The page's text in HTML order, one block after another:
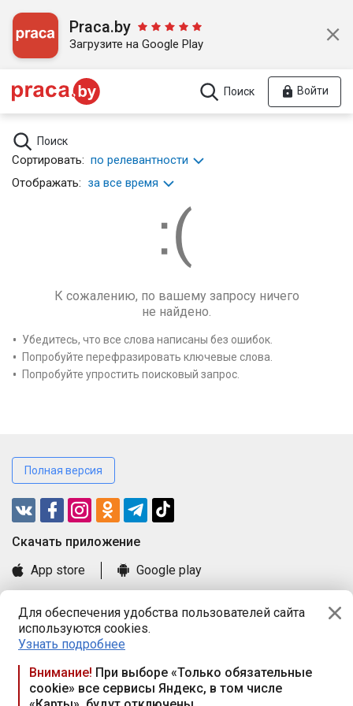
Для обеспечения удобства пользователей сайта
используются cookies.
Узнать подробнее
Внимание! При выборе «Только обязательные
cookie» все сервисы Яндекс, в том числе
Praca.by
Загрузите на Google Play
Поиск Войти
Поиск
Сортировать: по релевантности
Отображать: за все время
К сожалению, по вашему запросу ничего
не найдено.
Убедитесь, что все слова написаны без ошибок.
Попробуйте перефразировать ключевые слова.
Попробуйте упростить поисковый запрос.
Полная версия
Cкачать приложение
App store
Google play
Книга замечаний и предложений
Правила и документы
Praca.by © 2000—2026, ООО «ПРАЦА БАЙ»
Республика Беларусь, 220114, г. Минск, пр-т Независимости
117а, пом. № 9.